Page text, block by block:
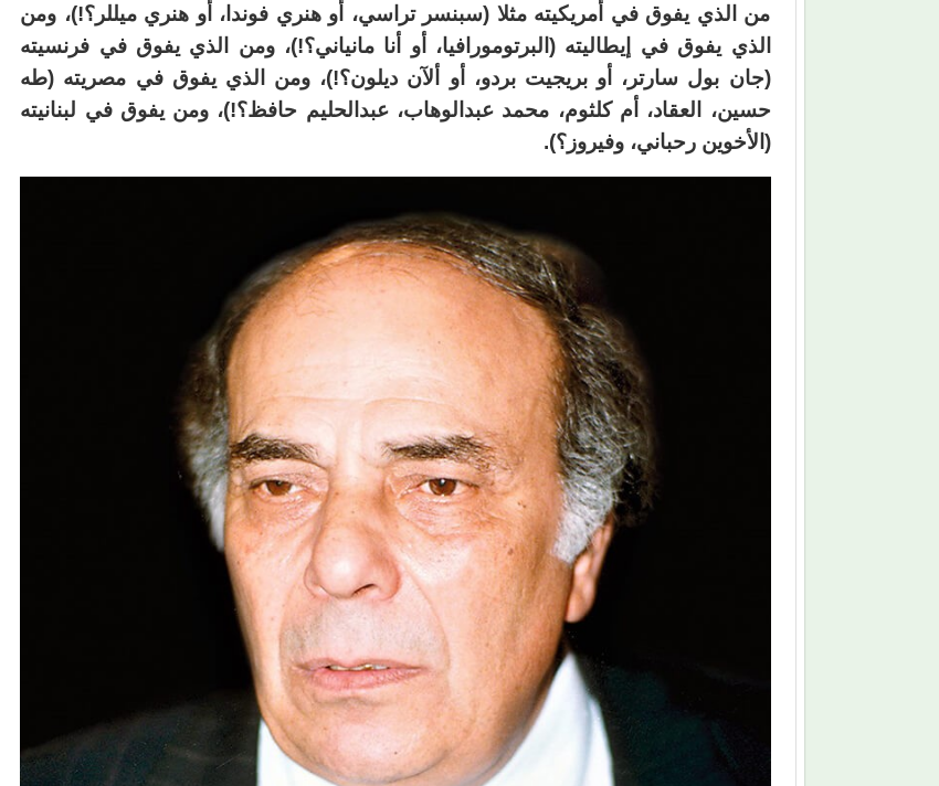
من الذي يفوق في أمريكيته مثلا (سبنسر تراسي، أو هنري فوندا، أو هنري ميللر؟!)، ومن
الذي يفوق في إيطاليته (البرتومورافيا، أو أنا مانياني؟!)، ومن الذي يفوق في فرنسيته
(جان بول سارتر، أو بريجيت بردو، أو ألآن ديلون؟!)، ومن الذي يفوق في مصريته (طه
حسين، العقاد، أم كلثوم، محمد عبدالوهاب، عبدالحليم حافظ؟!)، ومن يفوق في لبنانيته
(الأخوين رحباني، وفيروز؟).